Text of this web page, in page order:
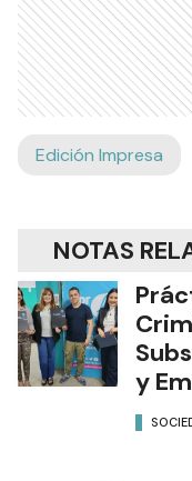
Edición Impresa
NOTAS
y